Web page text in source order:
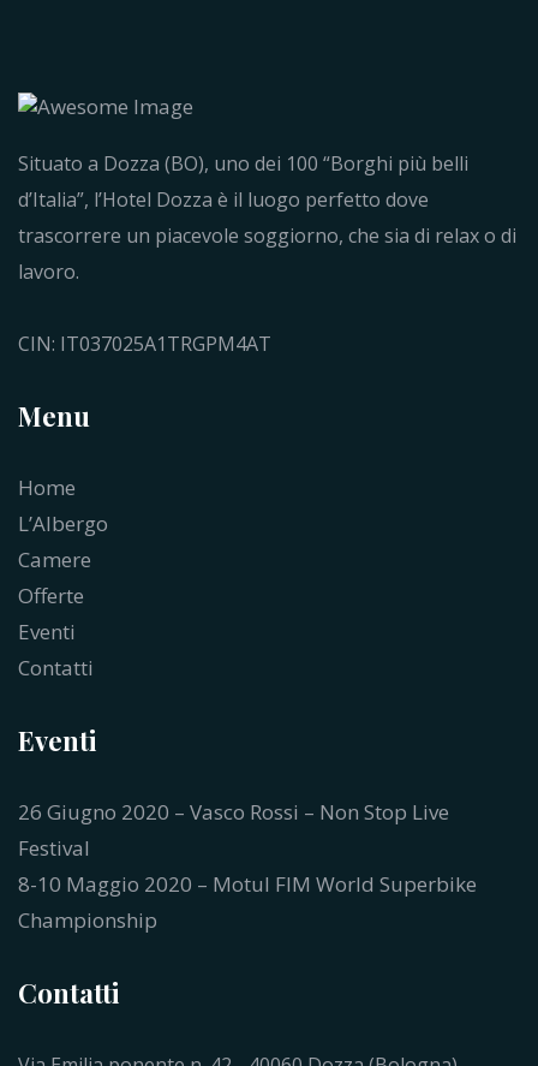
Situato a Dozza (BO), uno dei 100 “Borghi più belli
d’Italia”, l’Hotel Dozza è il luogo perfetto dove
trascorrere un piacevole soggiorno, che sia di relax o di
lavoro.
CIN: IT037025A1TRGPM4AT
Menu
Home
L’Albergo
Camere
Offerte
Eventi
Contatti
Eventi
26 Giugno 2020 – Vasco Rossi – Non Stop Live
Festival
8-10 Maggio 2020 – Motul FIM World Superbike
Championship
Contatti